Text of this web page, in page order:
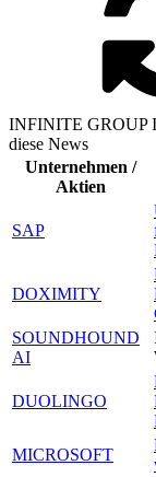
INFINITE GROUP
diese News
Unternehmen /
Aktien
SAP
DOXIMITY
SOUNDHOUND
AI
DUOLINGO
MICROSOFT